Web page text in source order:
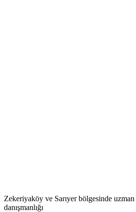
Zekeriyaköy ve Sarıyer bölgesinde
danışmanlığı